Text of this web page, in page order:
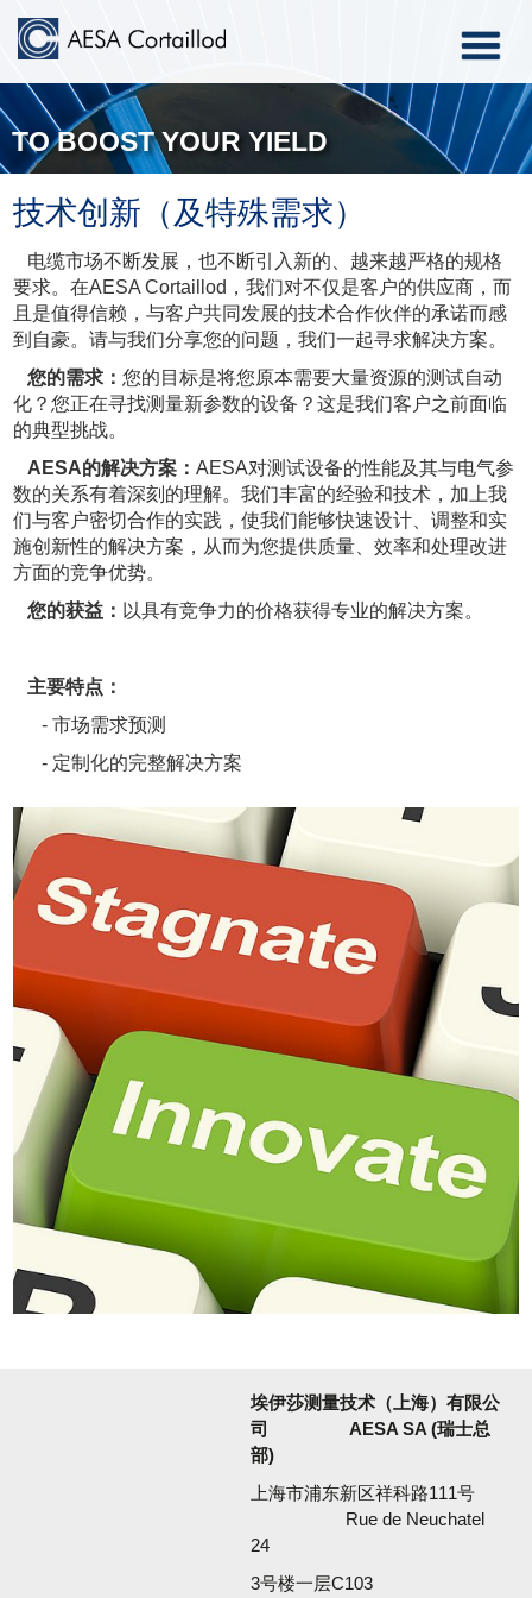
Toggle
TO BOOST YOUR YIELD
技术创新（及特殊需求）
电缆市场不断发展，也不断引入新的、越来越严格的规格
要求。在AESA Cortaillod，我们对不仅是客户的供应商，而
且是值得信赖，与客户共同发展的技术合作伙伴的承诺而感
到自豪。请与我们分享您的问题，我们一起寻求解决方案。
您的需求：您的目标是将您原本需要大量资源的测试自动
化？您正在寻找测量新参数的设备？这是我们客户之前面临
的典型挑战。
AESA的解决方案：AESA对测试设备的性能及其与电气参
数的关系有着深刻的理解。我们丰富的经验和技术，加上我
们与客户密切合作的实践，使我们能够快速设计、调整和实
施创新性的解决方案，从而为您提供质量、效率和处理改进
方面的竞争优势。
您的获益： 以具有竞争力的价格获得专业的解决方案。
主要特点：
- 市场需求预测
- 定制化的完整解决方案
埃伊莎测量技术（上海）有限公
司
AESA SA (瑞士总
部)
上海市浦东新区祥科路111号
Rue de Neuchatel
24
3号楼一层C103